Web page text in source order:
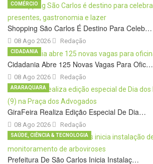
Shopping São Carlos É Destino Para Celeb…
08 Ago 2026
COMÉRCIO
Redação
Cidadania Abre 125 Novas Vagas Para Ofic…
08 Ago 2026
CIDADANIA
Redação
GiraFeira Realiza Edição Especial De Dia…
08 Ago 2026
ARARAQUARA
Redação
Prefeitura De São Carlos Inicia Instalaç…
SAÚDE, CIÊNCIA & TECNOLOGIA